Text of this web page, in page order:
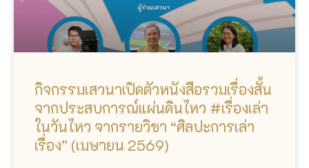
กิจกรรมเสวนาเปิดตัวหนังสือรวมเรื่องสั้น
จากประสบการณ์แผ่นดินไหว #เรื่องเล่า
ในวันไหว จากรายวิชา “ศิลปะการเล่า
เรื่อง” (เมษายน 2569)